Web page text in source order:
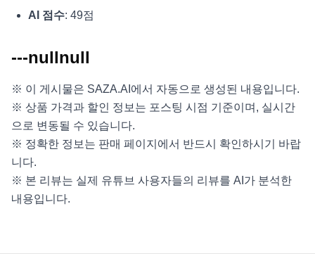
AI 점수: 49점
---nullnull
※ 이 게시물은 SAZA.AI에서 자동으로 생성된 내용입니다.
※ 상품 가격과 할인 정보는 포스팅 시점 기준이며, 실시간
으로 변동될 수 있습니다.
※ 정확한 정보는 판매 페이지에서 반드시 확인하시기 바랍
니다.
※ 본 리뷰는 실제 유튜브 사용자들의 리뷰를 AI가 분석한
내용입니다.